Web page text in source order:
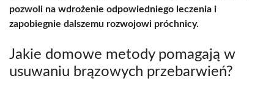
pozwoli na wdrożenie odpowiedniego leczenia i
zapobiegnie dalszemu rozwojowi próchnicy.
Jakie domowe metody pomagają w
usuwaniu brązowych przebarwień?